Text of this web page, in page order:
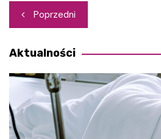
Nawigacja
wpisu
Poprzedni
Aktualności